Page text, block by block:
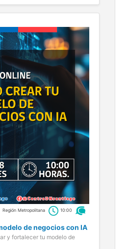
Región Metropolitana
10:00
de negocios con IA
y fortalecer tu modelo de